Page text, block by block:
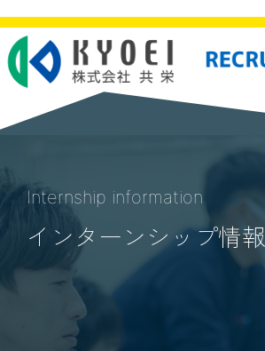
Internship information
インターンシップ情報